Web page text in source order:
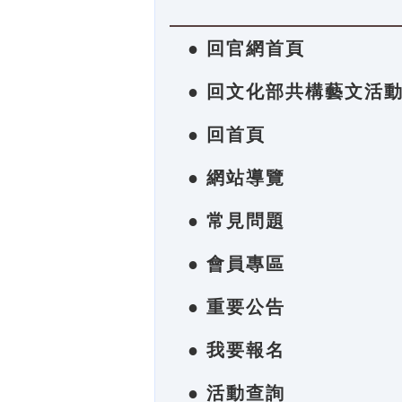
● 回官網首頁
● 回文化部共構藝文活
● 回首頁
● 網站導覽
● 常見問題
● 會員專區
● 重要公告
● 我要報名
● 活動查詢